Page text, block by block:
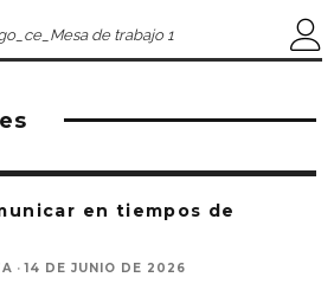
en tiempos de
· 14 DE JUNIO DE 2026